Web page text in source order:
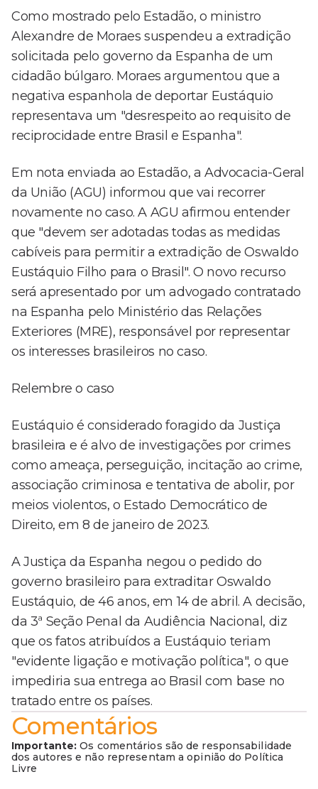
Como mostrado pelo Estadão, o ministro
Alexandre de Moraes suspendeu a extradição
solicitada pelo governo da Espanha de um
cidadão búlgaro. Moraes argumentou que a
negativa espanhola de deportar Eustáquio
representava um "desrespeito ao requisito de
reciprocidade entre Brasil e Espanha".
Em nota enviada ao Estadão, a Advocacia-Geral
da União (AGU) informou que vai recorrer
novamente no caso. A AGU afirmou entender
que "devem ser adotadas todas as medidas
cabíveis para permitir a extradição de Oswaldo
Eustáquio Filho para o Brasil". O novo recurso
será apresentado por um advogado contratado
na Espanha pelo Ministério das Relações
Exteriores (MRE), responsável por representar
os interesses brasileiros no caso.
Relembre o caso
Eustáquio é considerado foragido da Justiça
brasileira e é alvo de investigações por crimes
como ameaça, perseguição, incitação ao crime,
associação criminosa e tentativa de abolir, por
meios violentos, o Estado Democrático de
Direito, em 8 de janeiro de 2023.
A Justiça da Espanha negou o pedido do
governo brasileiro para extraditar Oswaldo
Eustáquio, de 46 anos, em 14 de abril. A decisão,
da 3ª Seção Penal da Audiência Nacional, diz
que os fatos atribuídos a Eustáquio teriam
"evidente ligação e motivação política", o que
impediria sua entrega ao Brasil com base no
tratado entre os países.
Comentários
Importante: Os comentários são de responsabilidade
dos autores e não representam a opinião do Política
Livre